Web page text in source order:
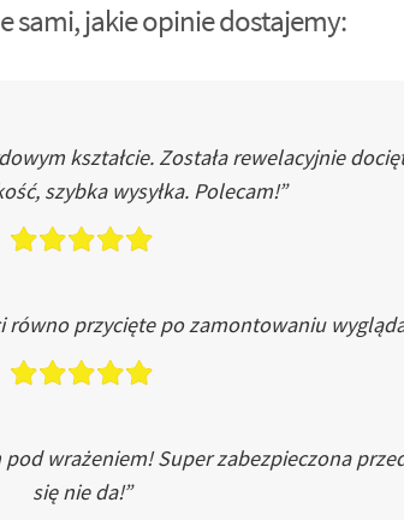
sami, jakie opinie dostajemy:
kształcie. Została rewelacyjnie
szybka wysyłka. Polecam!”
przycięte po zamontowaniu wygląda
pod wrażeniem! Super zabezpieczona
się nie da!”